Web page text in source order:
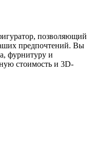
позволяющий
предпочтений. Вы
фурнитуру и
стоимость и 3D-